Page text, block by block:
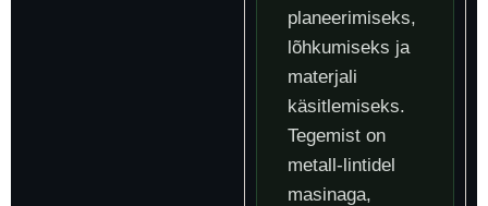
planeerimiseks,
lõhkumiseks ja
materjali
käsitlemiseks.
Tegemist on
metall-lintidel
masinaga,